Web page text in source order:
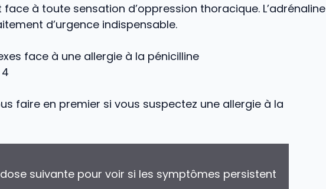
face à toute sensation d’oppression thoracique. L’adrénaline
d’urgence indispensable.
face à une allergie à la pénicilline
faire en premier si vous suspectez une allergie à la
suivante pour voir si les symptômes persistent